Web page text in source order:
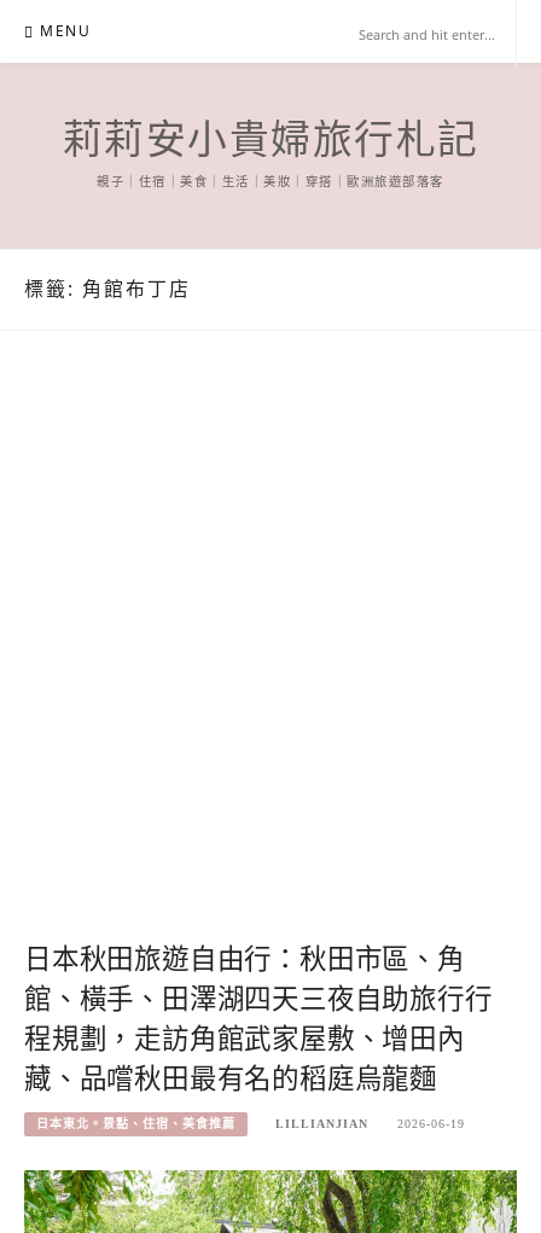
content
MENU
莉莉安小貴婦旅行札記
親子｜住宿｜美食｜生活｜美妝｜穿搭｜歐洲旅遊部落客
標籤: 角館布丁店
日本秋田旅遊自由行：秋田市區、角
館、橫手、田澤湖四天三夜自助旅行行
程規劃，走訪角館武家屋敷、增田內
藏、品嚐秋田最有名的稻庭烏龍麵
日本東北。景點、住宿、美食推薦 LILLIANJIAN 2026-06-19